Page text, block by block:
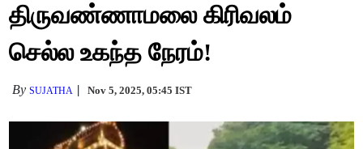
திருவண்ணாமலை கிரிவலம்
செல்ல உகந்த நேரம்!
BySUJATHA Nov 5, 2025, 05:45 IST